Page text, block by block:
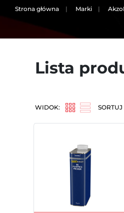
Strona główna Marki
Lista
WIDOK: SORTUJ